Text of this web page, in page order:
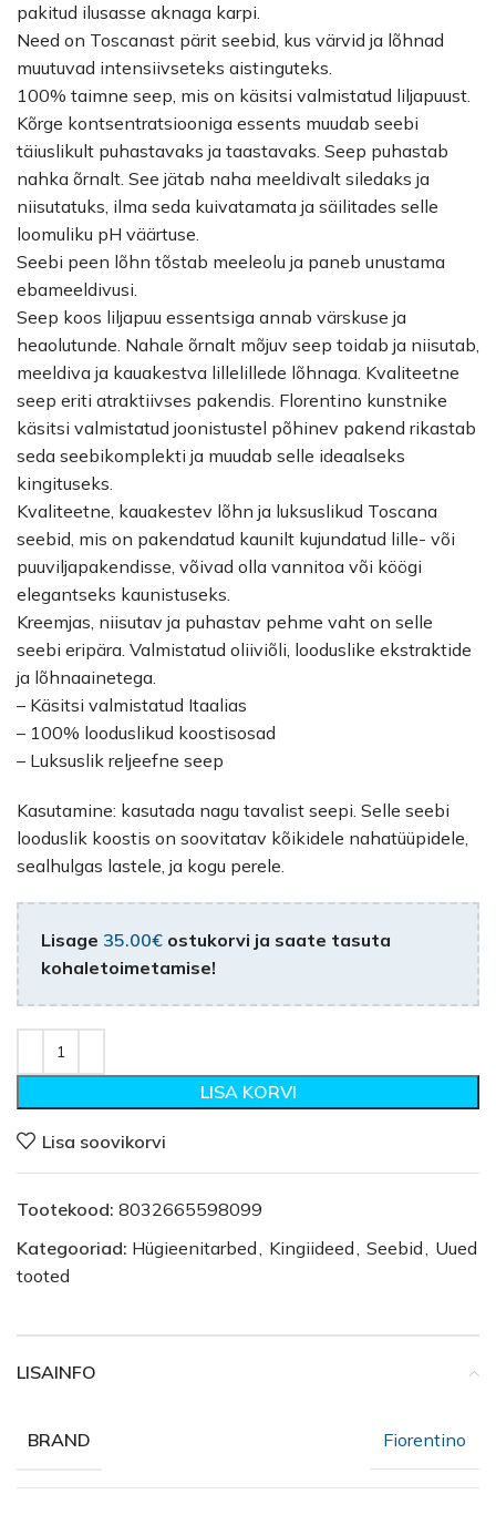
pakitud ilusasse aknaga karpi.
Need on Toscanast pärit seebid, kus värvid ja lõhnad
muutuvad intensiivseteks aistinguteks.
100% taimne seep, mis on käsitsi valmistatud liljapuust.
Kõrge kontsentratsiooniga essents muudab seebi
täiuslikult puhastavaks ja taastavaks. Seep puhastab
nahka õrnalt. See jätab naha meeldivalt siledaks ja
niisutatuks, ilma seda kuivatamata ja säilitades selle
loomuliku pH väärtuse.
Seebi peen lõhn tõstab meeleolu ja paneb unustama
ebameeldivusi.
Seep koos liljapuu essentsiga annab värskuse ja
heaolutunde. Nahale õrnalt mõjuv seep toidab ja niisutab,
meeldiva ja kauakestva lillelillede lõhnaga. Kvaliteetne
seep eriti atraktiivses pakendis. Florentino kunstnike
käsitsi valmistatud joonistustel põhinev pakend rikastab
seda seebikomplekti ja muudab selle ideaalseks
kingituseks.
Kvaliteetne, kauakestev lõhn ja luksuslikud Toscana
seebid, mis on pakendatud kaunilt kujundatud lille- või
puuviljapakendisse, võivad olla vannitoa või köögi
elegantseks kaunistuseks.
Kreemjas, niisutav ja puhastav pehme vaht on selle
seebi eripära. Valmistatud oliiviõli, looduslike ekstraktide
ja lõhnaainetega.
– Käsitsi valmistatud Itaalias
– 100% looduslikud koostisosad
– Luksuslik reljeefne seep
Kasutamine: kasutada nagu tavalist seepi. Selle seebi
looduslik koostis on soovitatav kõikidele nahatüüpidele,
sealhulgas lastele, ja kogu perele.
Lisage 35.00€ ostukorvi ja saate tasuta
kohaletoimetamise!
LISA KORVI
Lisa soovikorvi
Tootekood: 8032665598099
Kategooriad: Hügieenitarbed, Kingiideed, Seebid, Uued
tooted
LISAINFO
BRAND Fiorentino